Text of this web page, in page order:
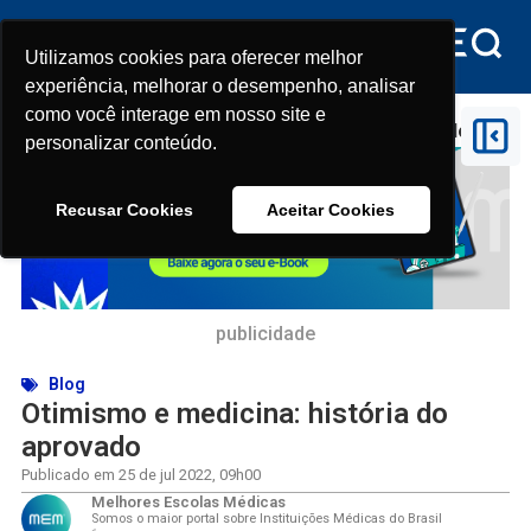
Utilizamos cookies para oferecer melhor
experiência, melhorar o desempenho, analisar
como você interage em nosso site e
personalizar conteúdo.
Recusar Cookies Aceitar Cookies
Utilizamos cookies para oferecer melhor
experiência, melhorar o desempenho, analisar
como você interage em nosso site e
personalizar conteúdo.
Recusar Cookies Aceitar Cookies
Otimismo e medicina: história do aprovado
publicidade
Blog
Otimismo e medicina: história do
aprovado
Publicado em 25 de jul 2022, 09h00
Melhores Escolas Médicas
Somos o maior portal sobre Instituições Médicas do Brasil